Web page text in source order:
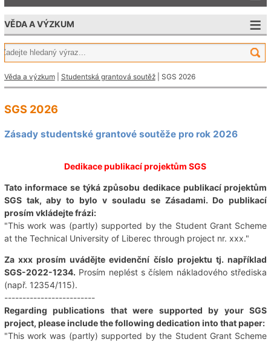
VĚDA A VÝZKUM
Věda a výzkum| Studentská grantová soutěž| SGS 2026
SGS 2026
Zásady studentské grantové soutěže pro rok 2026
Dedikace publikací projektům SGS
Tato informace se týká způsobu dedikace publikací projektům
SGS tak, aby to bylo v souladu se Zásadami. Do publikací
prosím vkládejte frázi:
"This work was (partly) supported by the Student Grant Scheme
at the Technical University of Liberec through project nr. xxx."
Za xxx prosím uvádějte evidenční číslo projektu tj. například
SGS-2022-1234. Prosím neplést s číslem nákladového střediska
(např. 12354/115).
-------------------------
Regarding publications that were supported by your SGS
project, please include the following dedication into that paper:
"This work was (partly) supported by the Student Grant Scheme